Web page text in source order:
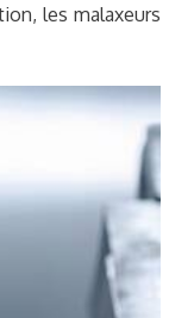
les malaxeurs